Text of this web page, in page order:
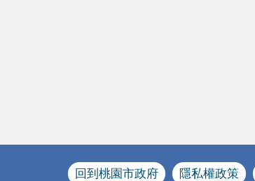
回到桃園市政府 隱私權政策